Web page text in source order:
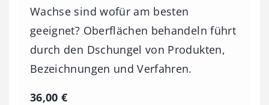
Wachse sind wofür am besten
geeignet? Oberflächen behandeln führt
durch den Dschungel von Produkten,
Bezeichnungen und Verfahren.
36,00€